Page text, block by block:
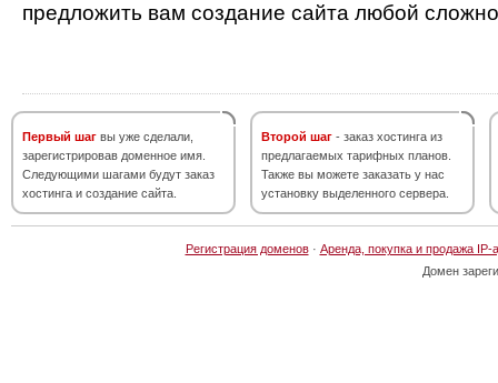
предложить вам создание сайта любой
Первый шаг вы уже сделали,
зарегистрировав доменное имя.
Следующими шагами будут заказ
хостинга и создание сайта.
Второй шаг - заказ хостинга из
предлагаемых тарифных планов.
Также вы можете заказать у нас
установку выделенного сервера.
Регистрация доменов· Аренда, покупка и продажа IP-
Домен